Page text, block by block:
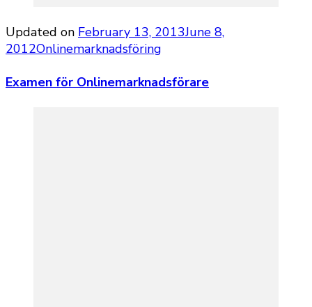
Updated on February 13, 2013June 8,
2012Onlinemarknadsföring
Examen för Onlinemarknadsförare